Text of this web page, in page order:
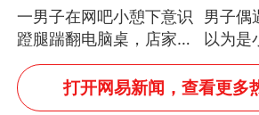
一男子在网吧小憩下意识
蹬腿踹翻电脑桌，店家3
台显示器与机械臂损坏
男子偶
以为是
燃香烟
处理
打开网易新闻，查看更多